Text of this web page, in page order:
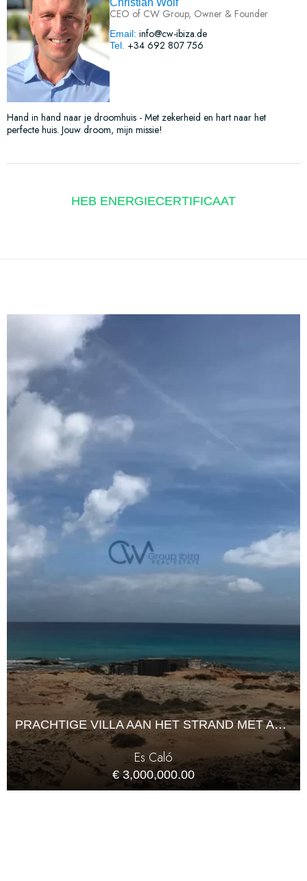
CEO of CW Group, Owner & Founder
Email: info@cw-ibiza.de
Tel. +34 692 807 756
Hand in hand naar je droomhuis - Met zekerheid en hart naar het
perfecte huis. Jouw droom, mijn missie!
HEB ENERGIECERTIFICAAT
PRACHTIGE VILLA AAN HET STRAND MET ADEMBENEMEND UITZICHT OP ZEE IN ES CALÓ
Es Caló
€ 3,000,000.00